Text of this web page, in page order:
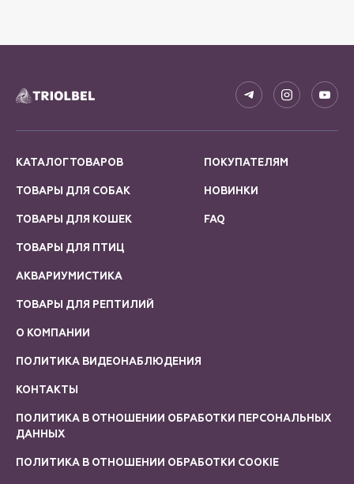
КАТАЛОГ ТОВАРОВ
ТОВАРЫ ДЛЯ СОБАК
ТОВАРЫ ДЛЯ КОШЕК
ТОВАРЫ ДЛЯ ПТИЦ
АКВАРИУМИСТИКА
ТОВАРЫ ДЛЯ РЕПТИЛИЙ
ПОКУПАТЕЛЯМ
НОВИНКИ
FAQ
О КОМПАНИИ
ПОЛИТИКА ВИДЕОНАБЛЮДЕНИЯ
КОНТАКТЫ
ПОЛИТИКА В ОТНОШЕНИИ ОБРАБОТКИ ПЕРСОНАЛЬНЫХ
ДАННЫХ
ПОЛИТИКА В ОТНОШЕНИИ ОБРАБОТКИ COOKIE